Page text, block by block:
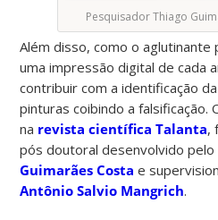
Pesquisador Thiago
Além disso, como o
uma impressão digital de cada
contribuir com a identificação
pinturas coibindo a falsificação.
na revista científica Talanta,
pós doutoral desenvolvido
Guimarães Costa e
Antônio Salvio Mangrich.